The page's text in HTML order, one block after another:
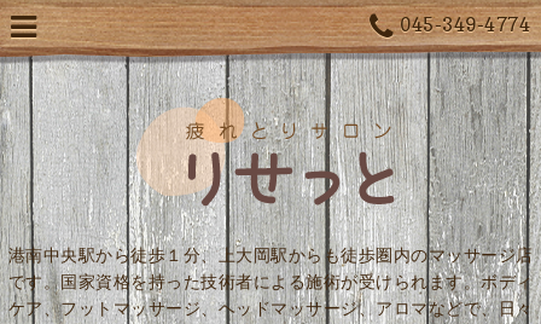
045-349-4774
港南中央駅から徒歩１分、上大岡駅からも徒歩圏内のマッサージ店
です。国家資格を持った技術者による施術が受けられます。ボディ
ケア、フットマッサージ、ヘッドマッサージ、アロマなどで、日々